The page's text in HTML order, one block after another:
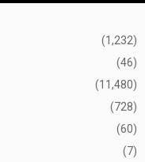
(1,232)
(46)
(11,480)
(728)
(60)
(7)